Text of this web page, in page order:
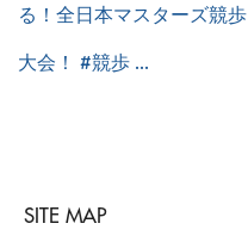
る！全日本マスターズ競歩
大会！ #競歩 …
SITE MAP